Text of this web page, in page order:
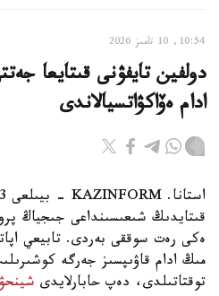
10:54, 10 تامىز 2026
دولفين تايفۋنى قىتايعا
ادام ەۆاكۋاتسيالاندى
قىتايدىڭ شىعىسىنداعى جىجياڭ
ەكى رەت سوققى بەردى. تابيعي
مىڭ ادام قاۋىپسىز جەرگە
توقتاتىلدى، دەپ حابارلايدى